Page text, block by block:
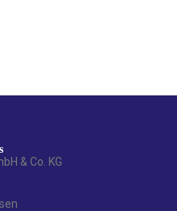
& Co. KG